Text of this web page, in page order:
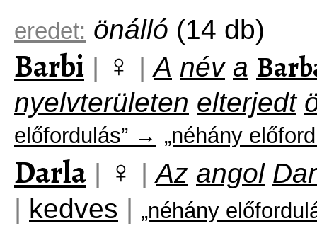
eredet: önálló (14 db)
Barbi | ♀ | A név a
nyelvterületen elterjedt
előfordulás” → „néhány
Darla | ♀ | Az angol
| kedves | „néhány